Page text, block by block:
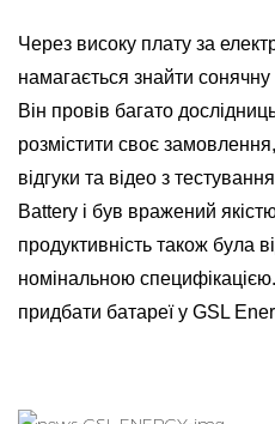
Через високу плату за
намагається знайти
Він провів багато
розмістити своє
відгуки та відео з
Battery і був вражений
продуктивність також була
номінальною
придбати батареї у GSL